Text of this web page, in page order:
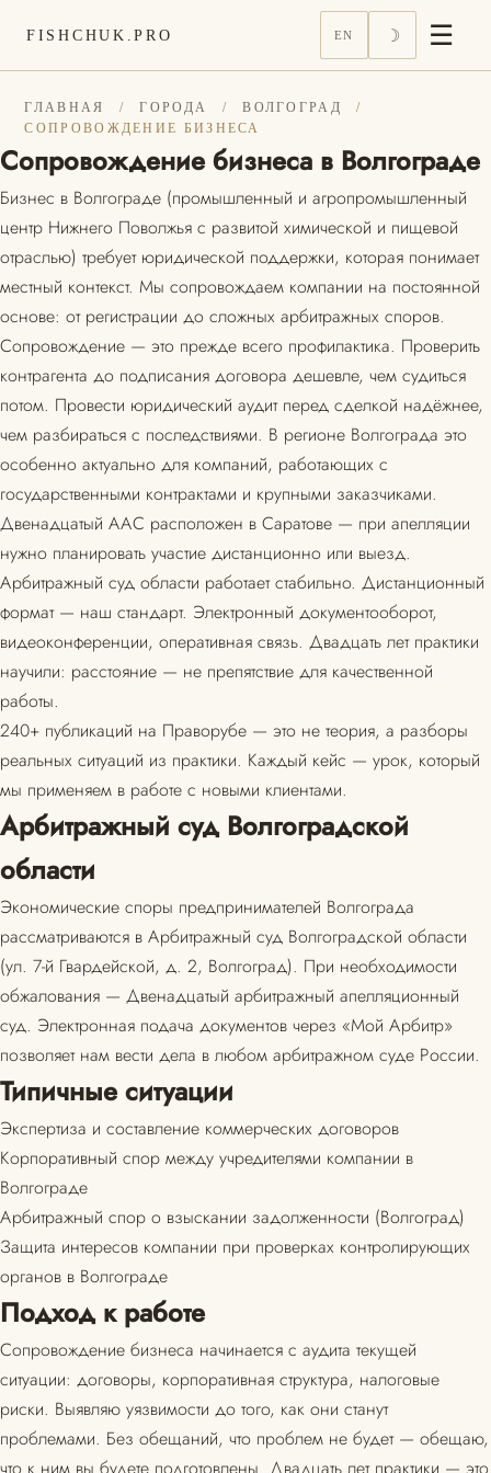
FISHCHUK.PRO EN ☽ ☰
ГЛАВНАЯ / ГОРОДА / ВОЛГОГРАД
/
СОПРОВОЖДЕНИЕ БИЗНЕСА
Сопровождение бизнеса в Волгограде
Бизнес в Волгограде (промышленный и агропромышленный
центр Нижнего Поволжья с развитой химической и пищевой
отраслью) требует юридической поддержки, которая понимает
местный контекст. Мы сопровождаем компании на постоянной
основе: от регистрации до сложных арбитражных споров.
Сопровождение — это прежде всего профилактика. Проверить
контрагента до подписания договора дешевле, чем судиться
потом. Провести юридический аудит перед сделкой надёжнее,
чем разбираться с последствиями. В регионе Волгограда это
особенно актуально для компаний, работающих с
государственными контрактами и крупными заказчиками.
Двенадцатый ААС расположен в Саратове — при апелляции
нужно планировать участие дистанционно или выезд.
Арбитражный суд области работает стабильно. Дистанционный
формат — наш стандарт. Электронный документооборот,
видеоконференции, оперативная связь. Двадцать лет практики
научили: расстояние — не препятствие для качественной
работы.
240+ публикаций на Праворубе — это не теория, а разборы
реальных ситуаций из практики. Каждый кейс — урок, который
мы применяем в работе с новыми клиентами.
Арбитражный суд Волгоградской
области
Экономические споры предпринимателей Волгограда
рассматриваются в Арбитражный суд Волгоградской области
(ул. 7-й Гвардейской, д. 2, Волгоград). При необходимости
обжалования — Двенадцатый арбитражный апелляционный
суд. Электронная подача документов через «Мой Арбитр»
позволяет нам вести дела в любом арбитражном суде России.
Типичные ситуации
Экспертиза и составление коммерческих договоров
Корпоративный спор между учредителями компании в
Волгограде
Арбитражный спор о взыскании задолженности (Волгоград)
Защита интересов компании при проверках контролирующих
органов в Волгограде
Подход к работе
Сопровождение бизнеса начинается с аудита текущей
ситуации: договоры, корпоративная структура, налоговые
риски. Выявляю уязвимости до того, как они станут
проблемами. Без обещаний, что проблем не будет — обещаю,